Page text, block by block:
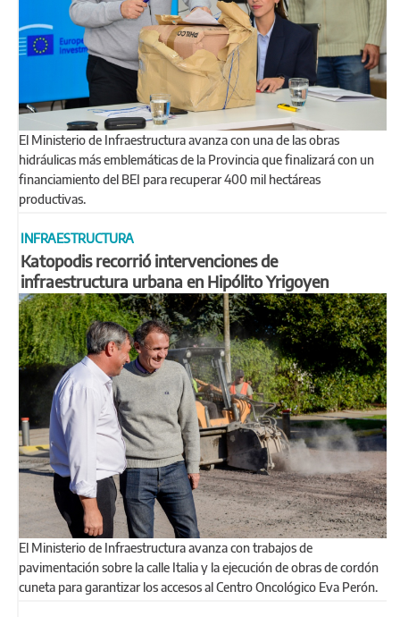
El Ministerio de Infraestructura avanza con una de las obras
hidráulicas más emblemáticas de la Provincia que finalizará con un
financiamiento del BEI para recuperar 400 mil hectáreas
productivas.
INFRAESTRUCTURA
Katopodis recorrió intervenciones de
infraestructura urbana en Hipólito Yrigoyen
El Ministerio de Infraestructura avanza con trabajos de
pavimentación sobre la calle Italia y la ejecución de obras de cordón
cuneta para garantizar los accesos al Centro Oncológico Eva Perón.